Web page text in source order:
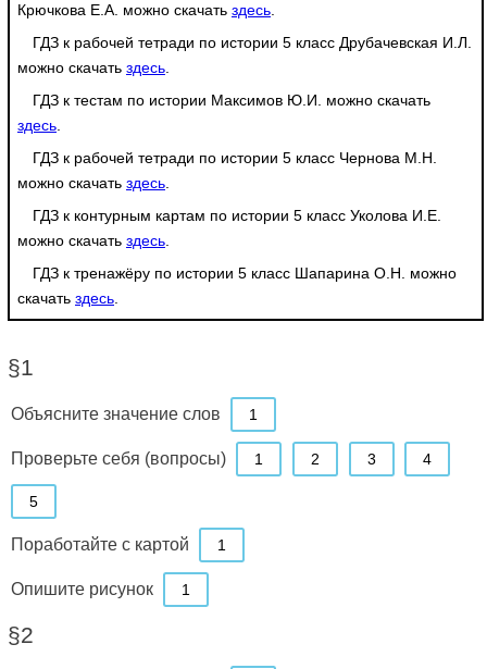
Крючкова Е.А. можно скачать здесь
ГДЗ к рабочей тетради по истории 5 класс Друбачевская И.Л.
можно скачать здесь
ГДЗ к тестам по истории Максимов Ю.И. можно скачать
здесь
ГДЗ к рабочей тетради по истории 5 класс Чернова М.Н.
можно скачать здесь
ГДЗ к контурным картам по истории 5 класс Уколова И.Е.
можно скачать здесь
ГДЗ к тренажёру по истории 5 класс Шапарина О.Н. можно
скачать здесь
§1
Объясните значение слов 1
Проверьте себя (вопросы) 1 2 3 4
5
Поработайте с картой 1
Опишите рисунок 1
§2